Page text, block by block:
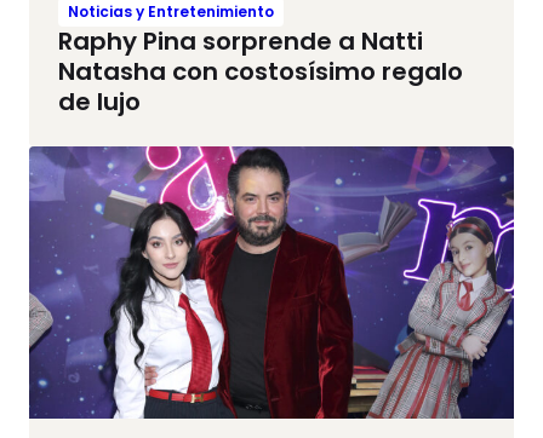
Noticias y Entretenimiento
Raphy Pina sorprende a Natti
Natasha con costosísimo regalo
de lujo